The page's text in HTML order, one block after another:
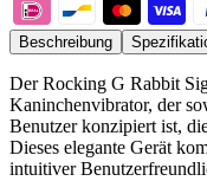
Beschreibung
Der Rocking G Rabbit
Kaninchenvibrator, der
Benutzer konzipiert ist,
Dieses elegante Gerät
intuitiver